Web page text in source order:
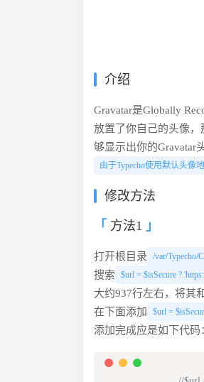
介绍
Gravatar是Globally
放置了你自己的头像，
够显示出你的Gravatar
由于Typecho使用默认头像
修改方法
方法1
打开根目录 /var/Typecho/
搜索
$url = $isSecure ?
大约937行左右，将其
在下面添加
$url =
添加完成应是如下代码